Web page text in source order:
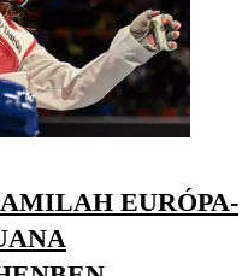
EURÓPA-